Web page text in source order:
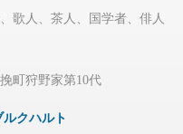
歌人、茶人、国学者、俳人
町狩野家第10代
クハルト